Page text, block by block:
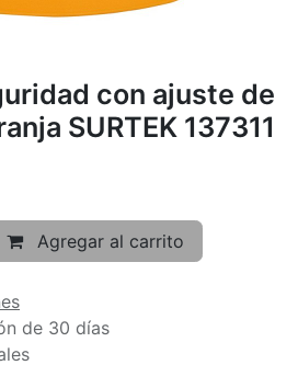
con ajuste de
SURTEK 137311
Agregar al carrito
de 30 días